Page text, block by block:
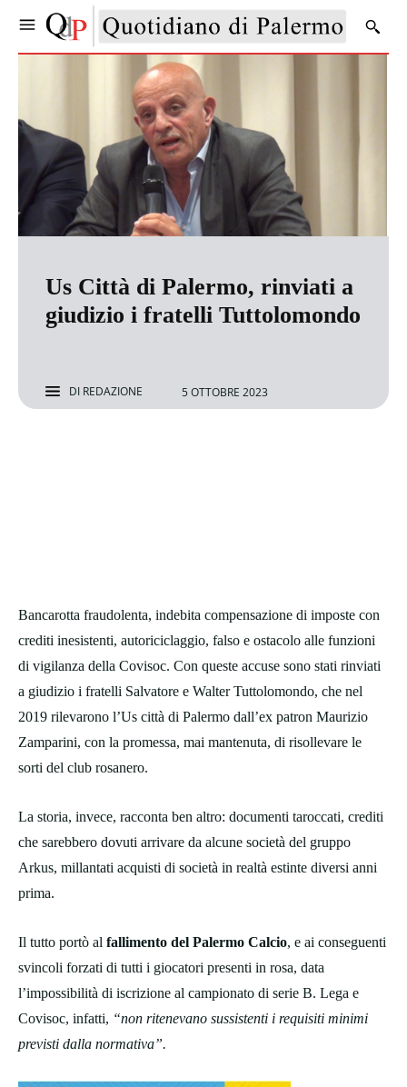
Us Città di Palermo, rinviati a
giudizio i fratelli Tuttolomondo
DI REDAZIONE 5 OTTOBRE 2023
Bancarotta fraudolenta, indebita compensazione di imposte con
crediti inesistenti, autoriciclaggio, falso e ostacolo alle funzioni
di vigilanza della Covisoc. Con queste accuse sono stati rinviati
a giudizio i fratelli Salvatore e Walter Tuttolomondo, che nel
2019 rilevarono l’Us città di Palermo dall’ex patron Maurizio
Zamparini, con la promessa, mai mantenuta, di risollevare le
sorti del club rosanero.
La storia, invece, racconta ben altro: documenti taroccati, crediti
che sarebbero dovuti arrivare da alcune società del gruppo
Arkus, millantati acquisti di società in realtà estinte diversi anni
prima.
Il tutto portò al fallimento del Palermo Calcio, e ai conseguenti
svincoli forzati di tutti i giocatori presenti in rosa, data
l’impossibilità di iscrizione al campionato di serie B. Lega e
Covisoc, infatti, “non ritenevano sussistenti i requisiti minimi
previsti dalla normativa”.